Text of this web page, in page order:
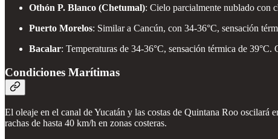
Othón P. Blanco (Chetumal): Cielo parcialmente nublado con
Puerto Morelos: Similar a Cancún, con 34-36°C, sensación
Bacalar: Temperaturas de 34-36°C, sensación térmica de
Condiciones Marítimas
El oleaje en el canal de Yucatán y las costas de Quintana Roo oscilará
rachas de hasta 40 km/h en zonas costeras.